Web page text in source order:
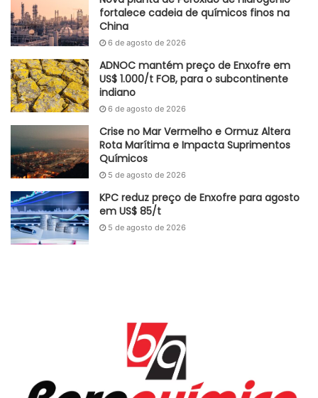
Etiquetas Alemanha avanço construção
construção civil
Energia
indústria
fortalece cadeia de químicos finos na
China
6 de agosto de 2026
ADNOC mantém preço de Enxofre em
US$ 1.000/t FOB, para o subcontinente
indiano
6 de agosto de 2026
Crise no Mar Vermelho e Ormuz Altera
Rota Marítima e Impacta Suprimentos
Químicos
5 de agosto de 2026
KPC reduz preço de Enxofre para agosto
em US$ 85/t
5 de agosto de 2026